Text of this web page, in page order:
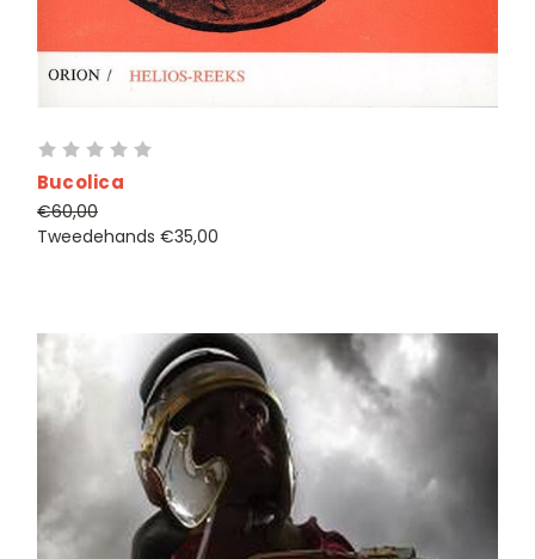
Bucolica
€60,00
Tweedehands €35,00